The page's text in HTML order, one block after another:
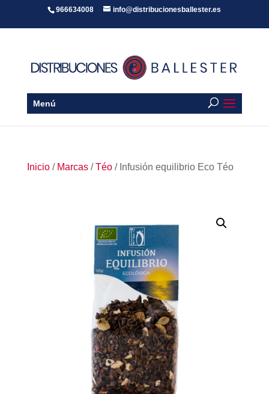
966634008 info@distribucionesballester.es
Menú
Inicio/ Marcas/Téo/ Infusión equilibrio Eco Téo